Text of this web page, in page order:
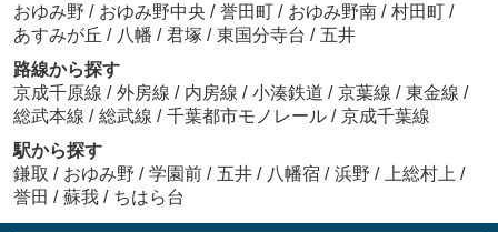
おゆみ野 / おゆみ野中央 / 誉田町 / おゆみ野南 / 村田町 /
あすみが丘 / 八幡 / 君塚 / 東国分寺台 / 五井
路線から探す
京成千原線 / 外房線 / 内房線 / 小湊鉄道 / 京葉線 / 東金線 /
総武本線 / 総武線 / 千葉都市モノレール / 京成千葉線
駅から探す
鎌取 / おゆみ野 / 学園前 / 五井 / 八幡宿 / 浜野 / 上総村上 /
誉田 / 蘇我 / ちはら台